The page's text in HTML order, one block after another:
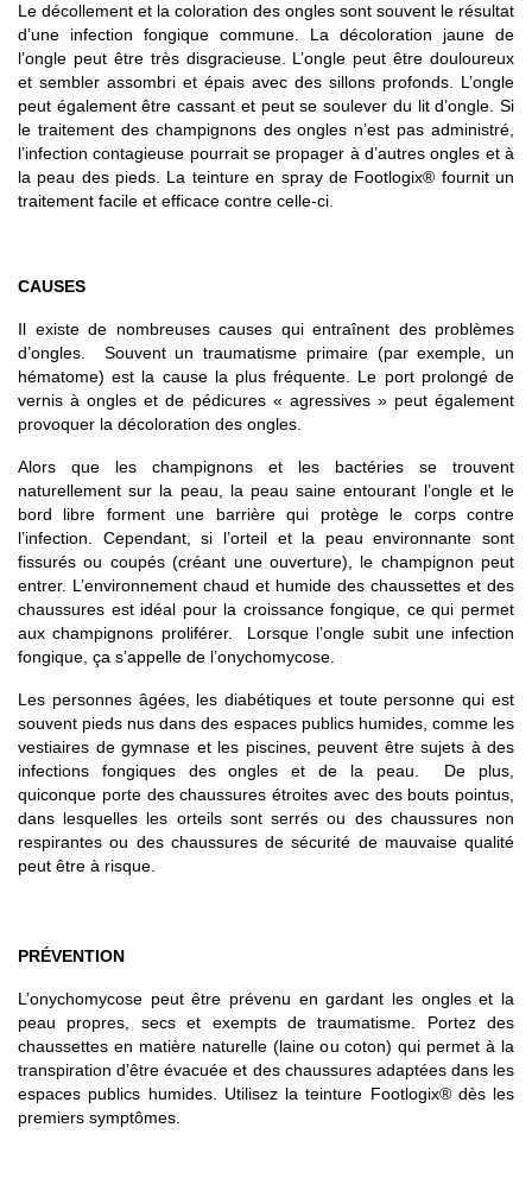
Le décollement et la coloration des ongles sont souvent le résultat
d’une infection fongique commune. La décoloration jaune de
l’ongle peut être très disgracieuse. L’ongle peut être douloureux
et sembler assombri et épais avec des sillons profonds. L’ongle
peut également être cassant et peut se soulever du lit d’ongle. Si
le traitement des champignons des ongles n’est pas administré,
l’infection contagieuse pourrait se propager à d’autres ongles et à
la peau des pieds. La teinture en spray de Footlogix® fournit un
traitement facile et efficace contre celle-ci.
CAUSES
Il existe de nombreuses causes qui entraînent des problèmes
d’ongles. Souvent un traumatisme primaire (par exemple, un
hématome) est la cause la plus fréquente. Le port prolongé de
vernis à ongles et de pédicures « agressives » peut également
provoquer la décoloration des ongles.
Alors que les champignons et les bactéries se trouvent
naturellement sur la peau, la peau saine entourant l’ongle et le
bord libre forment une barrière qui protège le corps contre
l’infection. Cependant, si l’orteil et la peau environnante sont
fissurés ou coupés (créant une ouverture), le champignon peut
entrer. L’environnement chaud et humide des chaussettes et des
chaussures est idéal pour la croissance fongique, ce qui permet
aux champignons proliférer. Lorsque l’ongle subit une infection
fongique, ça s’appelle de l’onychomycose.
Les personnes âgées, les diabétiques et toute personne qui est
souvent pieds nus dans des espaces publics humides, comme les
vestiaires de gymnase et les piscines, peuvent être sujets à des
infections fongiques des ongles et de la peau. De plus,
quiconque porte des chaussures étroites avec des bouts pointus,
dans lesquelles les orteils sont serrés ou des chaussures non
respirantes ou des chaussures de sécurité de mauvaise qualité
peut être à risque.
PRÉVENTION
L’onychomycose peut être prévenu en gardant les ongles et la
peau propres, secs et exempts de traumatisme. Portez des
chaussettes en matière naturelle (laine ou coton) qui permet à la
transpiration d’être évacuée et des chaussures adaptées dans les
espaces publics humides. Utilisez la teinture Footlogix® dès les
premiers symptômes.